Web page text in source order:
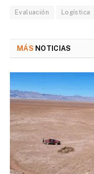
Evaluación Logística
MÁS NOTICIAS